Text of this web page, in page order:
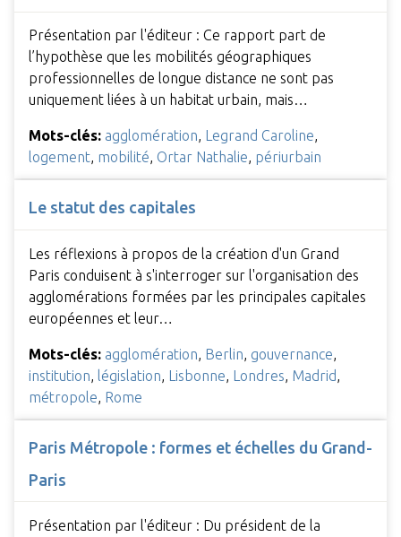
Présentation par l'éditeur : Ce rapport part de
l’hypothèse que les mobilités géographiques
professionnelles de longue distance ne sont pas
uniquement liées à un habitat urbain, mais…
Mots-clés: agglomération, Legrand Caroline,
logement, mobilité, Ortar Nathalie, périurbain
Le statut des capitales
Les réflexions à propos de la création d'un Grand
Paris conduisent à s'interroger sur l'organisation des
agglomérations formées par les principales capitales
européennes et leur…
Mots-clés: agglomération Berlin gouvernance
institution
législation Lisbonne Londres Madrid
métropole Rome
Paris Métropole : formes et échelles du Grand-
Paris
Présentation par l'éditeur : Du président de la